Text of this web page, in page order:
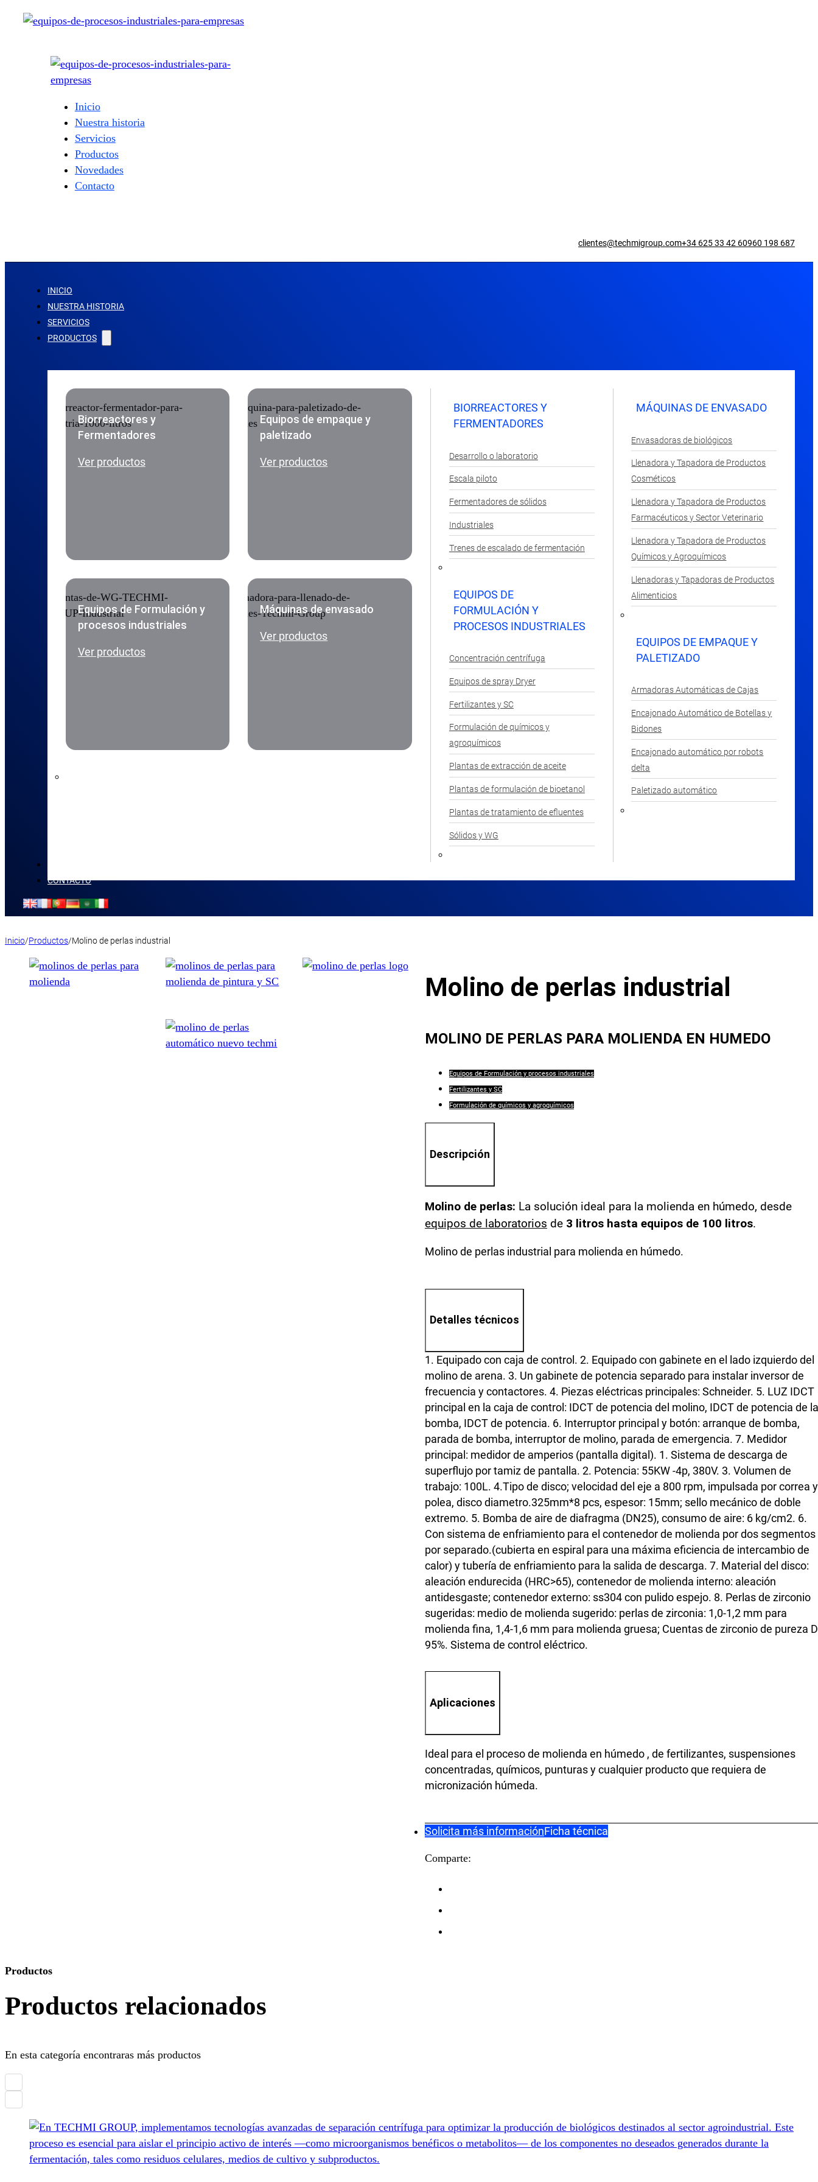
Inicio
Nuestra historia
Servicios
Productos
Novedades
Contacto
clientes@techmigroup.com+34 625 33 42 60960 198 687
INICIO
NUESTRA HISTORIA
SERVICIOS
PRODUCTOS
Biorreactores y
Fermentadores
Ver productos
Equipos de empaque y
paletizado
Ver productos
Equipos de Formulación y
procesos industriales
Ver productos
Máquinas de envasado
Ver productos
BIORREACTORES Y
FERMENTADORES
Desarrollo o laboratorio
Escala piloto
Fermentadores de sólidos
Industriales
Trenes de escalado de fermentación
EQUIPOS DE
FORMULACIÓN Y
PROCESOS INDUSTRIALES
Concentración centrífuga
Equipos de spray Dryer
Fertilizantes y SC
Formulación de químicos y
agroquímicos
Plantas de extracción de aceite
Plantas de formulación de bioetanol
Plantas de tratamiento de efluentes
Sólidos y WG
MÁQUINAS DE ENVASADO
Envasadoras de biológicos
Llenadora y Tapadora de Productos
Cosméticos
Llenadora y Tapadora de Productos
Farmacéuticos y Sector Veterinario
Llenadora y Tapadora de Productos
Químicos y Agroquímicos
Llenadoras y Tapadoras de Productos
Alimenticios
EQUIPOS DE EMPAQUE Y
PALETIZADO
Armadoras Automáticas de Cajas
Encajonado Automático de Botellas y
Bidones
Encajonado automático por robots
delta
Paletizado automático
CONTACTO
Inicio/Productos/Molino de perlas industrial
Molino de perlas industrial
MOLINO DE PERLAS PARA MOLIENDA EN HUMEDO
Equipos de Formulación y procesos industriales
Fertilizantes y SC
Formulación de químicos y agroquímicos
Descripción
Molino de perlas: La solución ideal para la molienda en húmedo, desde
equipos de laboratorios de 3 litros hasta equipos de 100 litros.
Molino de perlas industrial para molienda en húmedo.
Detalles técnicos
1. Equipado con caja de control. 2. Equipado con gabinete en el lado izquierdo del
molino de arena. 3. Un gabinete de potencia separado para instalar inversor de
frecuencia y contactores. 4. Piezas eléctricas principales: Schneider. 5. LUZ IDCT
principal en la caja de control: IDCT de potencia del molino, IDCT de potencia de la
bomba, IDCT de potencia. 6. Interruptor principal y botón: arranque de bomba,
parada de bomba, interruptor de molino, parada de emergencia. 7. Medidor
principal: medidor de amperios (pantalla digital). 1. Sistema de descarga de
superflujo por tamiz de pantalla. 2. Potencia: 55KW -4p, 380V. 3. Volumen de
trabajo: 100L. 4.Tipo de disco; velocidad del eje a 800 rpm, impulsada por correa y
polea, disco diametro.325mm*8 pcs, espesor: 15mm; sello mecánico de doble
extremo. 5. Bomba de aire de diafragma (DN25), consumo de aire: 6 kg/cm2. 6.
Con sistema de enfriamiento para el contenedor de molienda por dos segmentos
por separado.(cubierta en espiral para una máxima eficiencia de intercambio de
calor) y tubería de enfriamiento para la salida de descarga. 7. Material del disco:
aleación endurecida (HRC>65), contenedor de molienda interno: aleación
antidesgaste; contenedor externo: ss304 con pulido espejo. 8. Perlas de zirconio
sugeridas: medio de molienda sugerido: perlas de zirconia: 1,0-1,2 mm para
molienda fina, 1,4-1,6 mm para molienda gruesa; Cuentas de zirconio de pureza
95%. Sistema de control eléctrico.
Aplicaciones
Ideal para el proceso de molienda en húmedo , de fertilizantes, suspensiones
concentradas, químicos, punturas y cualquier producto que requiera de
micronización húmeda.
Solicita más informaciónFicha técnica
Comparte:
Productos
Productos relacionados
En esta categoría encontraras más productos